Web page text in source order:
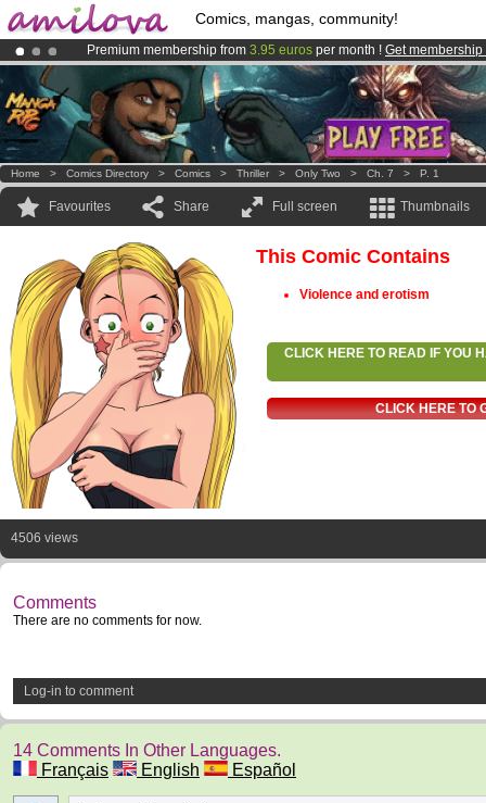
Comics, mangas, community!
Premium membership from 3.95 euros per month ! Get membership
AmilovaKickstarter is now LIVE!.
Already 134393 membersand 1208 comics & mangas!.
Home > Comics Directory > Comics > Thriller > Only Two > Ch. 7 > P. 1
Favourites Share Full screen Thumbnails
This Comic Contains
Violence and erotism
CLICK HERE TO READ IF YOU
CLICK HERE TO
4506 views
Comments
There are no comments for now.
Log-in to comment
14 Comments In Other Languages.
Français
English Español